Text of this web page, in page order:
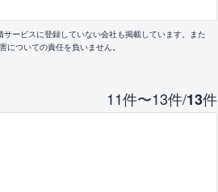
ービスに登録していない会社も掲載しています。また
ついての責任を負いません。
11件〜13件/13件